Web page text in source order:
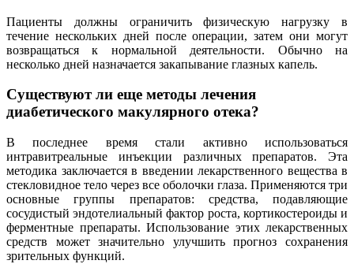
Пациенты должны ограничить физическую нагрузку в
течение нескольких дней после операции, затем они могут
возвращаться к нормальной деятельности. Обычно на
несколько дней назначается закапывание глазных капель.
Существуют ли еще методы лечения
диабетического макулярного отека?
В последнее время стали активно использоваться
интравитреальные инъекции различных препаратов. Эта
методика заключается в введении лекарственного вещества в
стекловидное тело через все оболочки глаза. Применяются три
основные группы препаратов: средства, подавляющие
сосудистый эндотелиальный фактор роста, кортикостероиды и
ферментные препараты. Использование этих лекарственных
средств может значительно улучшить прогноз сохранения
зрительных функций.